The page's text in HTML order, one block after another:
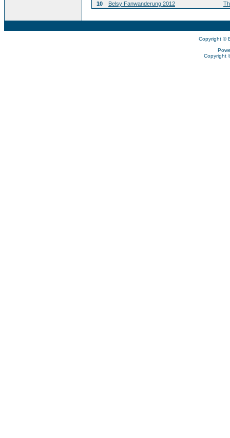
10
Belsy Fanwanderung 2012
Copyright ©
Copyright